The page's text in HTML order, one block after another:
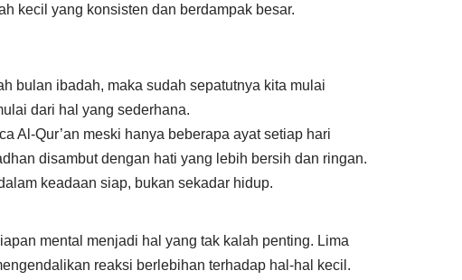
kecil yang konsisten dan berdampak besar.
bulan ibadah, maka sudah sepatutnya kita mulai
dari hal yang sederhana.
Al-Qur’an meski hanya beberapa ayat setiap hari
disambut dengan hati yang lebih bersih dan ringan.
keadaan siap, bukan sekadar hidup.
mental menjadi hal yang tak kalah penting. Lima
reaksi berlebihan terhadap hal-hal kecil.